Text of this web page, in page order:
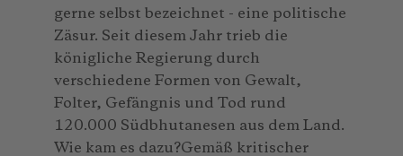
gerne selbst bezeichnet - eine politische
Zäsur. Seit diesem Jahr trieb die
königliche Regierung durch
verschiedene Formen von Gewalt,
Folter, Gefängnis und Tod rund
120.000 Südbhutanesen aus dem Land.
Wie kam es dazu?Gemäß kritischer